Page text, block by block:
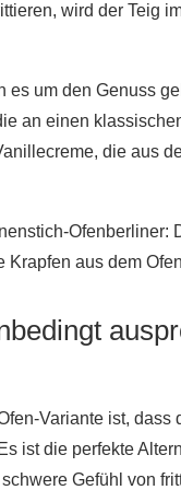
wird der Teig
es um den Genuss
an einen
die aus
Variante ist, dass
ist die perfekte
Gefühl von